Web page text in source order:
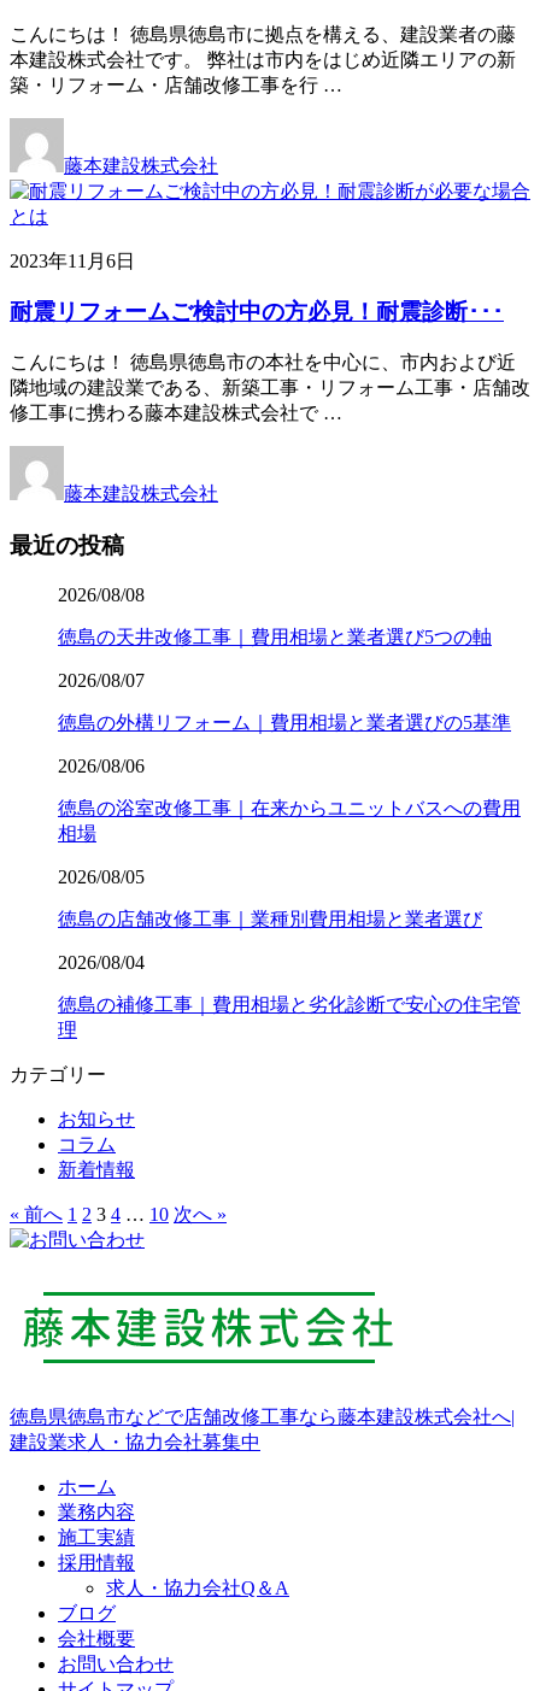
こんにちは！ 徳島県徳島市に拠点を構える、建設業者の藤
本建設株式会社です。 弊社は市内をはじめ近隣エリアの新
築・リフォーム・店舗改修工事を行 …
藤本建設株式会社
2023年11月6日
耐震リフォームご検討中の方必見！耐震診断･･･
こんにちは！ 徳島県徳島市の本社を中心に、市内および近
隣地域の建設業である、新築工事・リフォーム工事・店舗改
修工事に携わる藤本建設株式会社で …
藤本建設株式会社
最近の投稿
2026/08/08
徳島の天井改修工事｜費用相場と業者選び5つの軸
2026/08/07
徳島の外構リフォーム｜費用相場と業者選びの5基準
2026/08/06
徳島の浴室改修工事｜在来からユニットバスへの費用
相場
2026/08/05
徳島の店舗改修工事｜業種別費用相場と業者選び
2026/08/04
徳島の補修工事｜費用相場と劣化診断で安心の住宅管
理
カテゴリー
お知らせ
コラム
新着情報
« 前へ 1 2 3 4 … 10 次へ »
徳島県徳島市などで店舗改修工事なら藤本建設株式会社へ|
建設業求人・協力会社募集中
ホーム
業務内容
施工実績
採用情報
求人・協力会社Q＆A
ブログ
会社概要
お問い合わせ